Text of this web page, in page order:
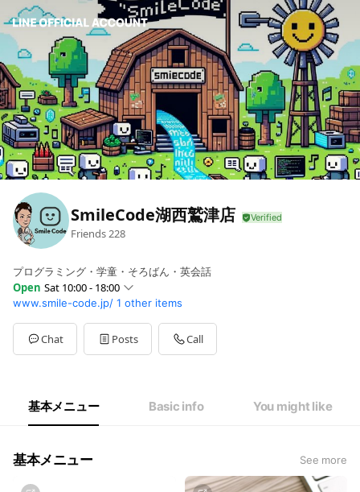
SmileCode湖西鷲津店
Friends228
プログラミング・学童・そろばん・英会話
Open Sat 10:00 - 18:00
SunClosed
Mon10:00 - 18:00
Tue10:00 - 20:00
Wed10:00 - 18:00
Sat10:00 - 18:00
祝・日休み。5週ある週は1日お休みです。
www.smile-code.jp/ 1 other items
Chat Posts Call
基本メニュー Basic info You might like
基本メニュー See more